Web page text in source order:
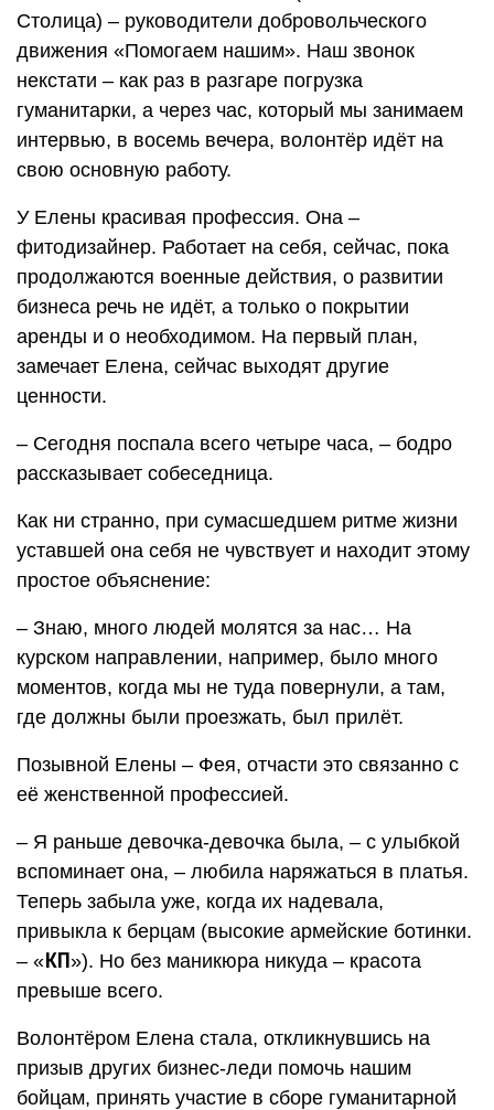
Столица) – руководители добровольческого
движения «Помогаем нашим». Наш звонок
некстати – как раз в разгаре погрузка
гуманитарки, а через час, который мы занимаем
интервью, в восемь вечера, волонтёр идёт на
свою основную работу.
У Елены красивая профессия. Она –
фитодизайнер. Работает на себя, сейчас, пока
продолжаются военные действия, о развитии
бизнеса речь не идёт, а только о покрытии
аренды и о необходимом. На первый план,
замечает Елена, сейчас выходят другие
ценности.
– Сегодня поспала всего четыре часа, – бодро
рассказывает собеседница.
Как ни странно, при сумасшедшем ритме жизни
уставшей она себя не чувствует и находит этому
простое объяснение:
– Знаю, много людей молятся за нас… На
курском направлении, например, было много
моментов, когда мы не туда повернули, а там,
где должны были проезжать, был прилёт.
Позывной Елены – Фея, отчасти это связанно с
её женственной профессией.
– Я раньше девочка-девочка была, – с улыбкой
вспоминает она, – любила наряжаться в платья.
Теперь забыла уже, когда их надевала,
привыкла к берцам (высокие армейские ботинки.
– «КП»). Но без маникюра никуда – красота
превыше всего.
Волонтёром Елена стала, откликнувшись на
призыв других бизнес-леди помочь нашим
бойцам, принять участие в сборе гуманитарной